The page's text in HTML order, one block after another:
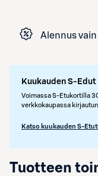
Alennus
Kuukauden S-
Voimassa S-Etukortilla
verkkokaupassa
Katso kuukauden S-
Tuotteen